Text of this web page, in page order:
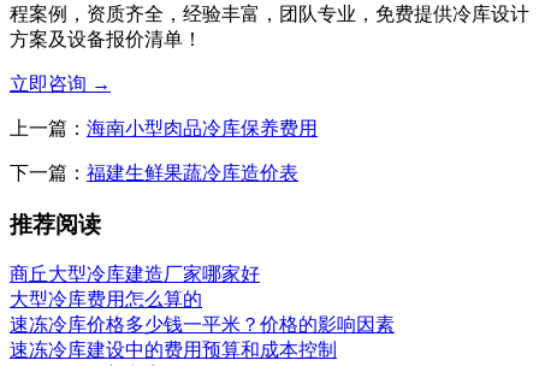
程案例，资质齐全，经验丰富，团队专业，免费提供冷库设计
方案及设备报价清单！
立即咨询 →
上一篇： 海南小型肉品冷库保养费用
下一篇： 福建生鲜果蔬冷库造价表
推荐阅读
商丘大型冷库建造厂家哪家好
大型冷库费用怎么算的
速冻冷库价格多少钱一平米？价格的影响因素
速冻冷库建设中的费用预算和成本控制